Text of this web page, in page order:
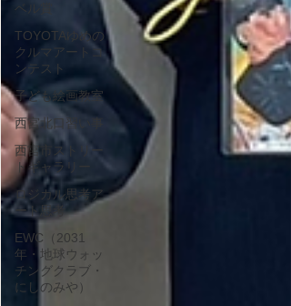
ベル賞
TOYOTAゆめの
クルマアートコ
ンテスト
子ども絵画教室
西宮北口習い事
西宮市ストリー
トギャラリー
ロジカル思考ア
ート思考
EWC（2031
年・地球ウォッ
チングクラブ・
にしのみや）